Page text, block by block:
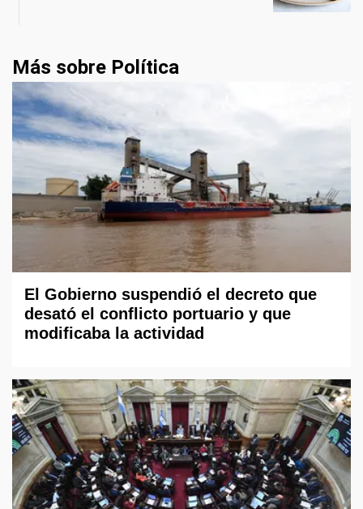
Más sobre Política
El Gobierno suspendió el decreto que
desató el conflicto portuario y que
modificaba la actividad